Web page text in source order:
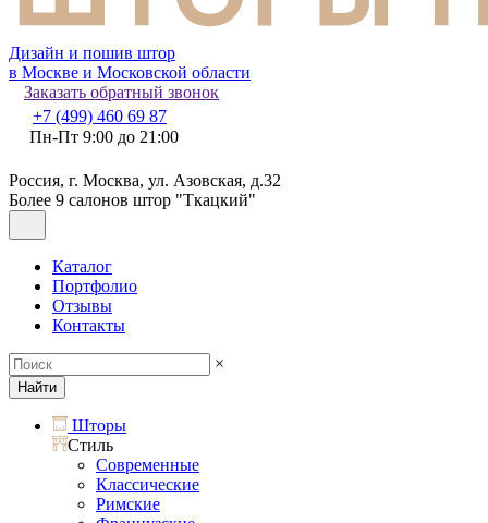
Дизайн и пошив штор
в Москве и Московской области
Заказать обратный звонок
+7 (499) 460 69 87
Пн-Пт 9:00 до 21:00
Россия, г. Москва, ул. Азовская, д.32
Более 9 салонов штор "Ткацкий"
Каталог
Портфолио
Отзывы
Контакты
×
Найти
Шторы
Стиль
Современные
Классические
Римские